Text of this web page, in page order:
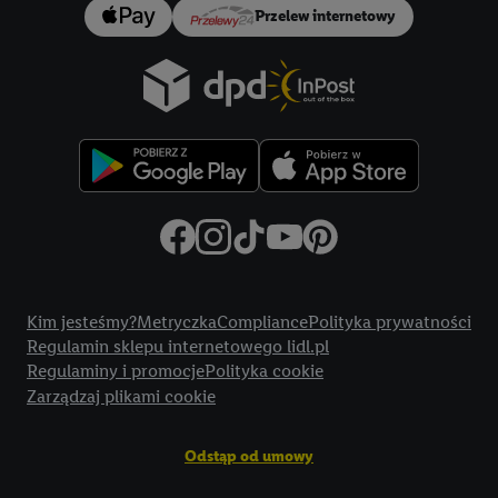
Przelew internetowy
Kim jesteśmy?MetryczkaCompliancePolityka prywatności
Regulamin sklepu internetowego lidl.pl
Regulaminy i promocjePolityka cookie
Zarządzaj plikami cookie
Odstąp od umowy
Jeśli użytkownik wyrazi zgodę w tym miejscu, a następnie
utworzy konto Lidl Plus lub zaloguje się na istniejące konto
Lidl Plus, możemy również użyć podanego tam adresu e-mail
wymienionych partnerów w celu utworzenia specjalnego
identyfikatora internetowego (tzw. EUID), który możemy
identyfikator Utiq SA/NV ("Utiq"), aby rozpoznać użytkownika
w usługach świadczonych przez podmioty trzecie i wyświetlać
współadministratorzy przetwarzać adres e-mail użytkownika
w postaci zahashowanej.
usługach Lidl. Utiq najpierw sprawdzi, czy technologia jest